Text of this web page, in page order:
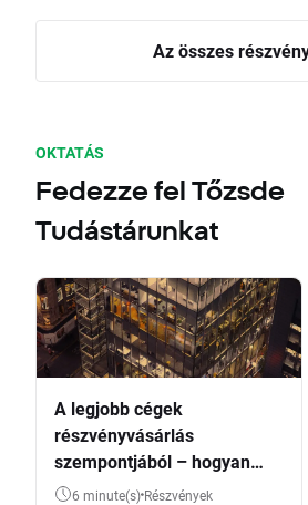
Az összes
OKTATÁS
Fedezze fel Tőzsde
Tudástárunkat
A legjobb cégek
részvényvásárlás
szempontjából – hogyan
válasszunk?
6 minute(s) Részvények